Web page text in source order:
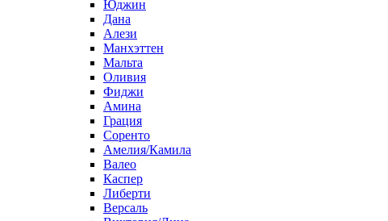
Юджин
Дана
Алези
Манхэттен
Мальта
Оливия
Фиджи
Амина
Грация
Соренто
Амелия/Камила
Валео
Каспер
Либерти
Версаль